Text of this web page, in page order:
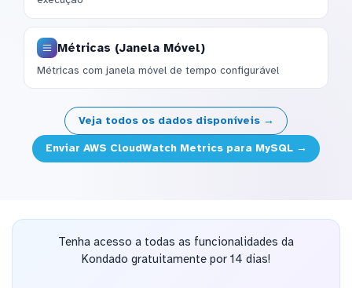
Métricas (Janela Móvel)
Métricas com janela móvel de tempo configurável
Veja todos os dados disponíveis →
Enviar AWS CloudWatch Metrics para MySQL →
Tenha acesso a todas as funcionalidades da
Kondado gratuitamente por 14 dias!